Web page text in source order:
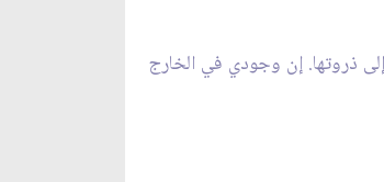
ذروتها. إن وجودي في الخارج